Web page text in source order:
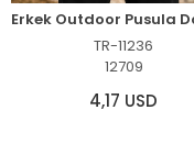
TR-11236
12709
4,17 USD